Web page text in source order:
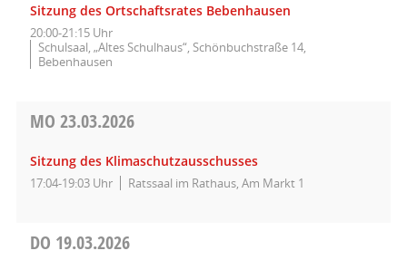
Sitzung des Ortschaftsrates Bebenhausen
20:00-21:15 Uhr
Schulsaal, „Altes Schulhaus“, Schönbuchstraße 14,
Bebenhausen
MO 23.03.2026
Sitzung des Klimaschutzausschusses
17:04-19:03 Uhr Ratssaal im Rathaus, Am Markt 1
DO 19.03.2026